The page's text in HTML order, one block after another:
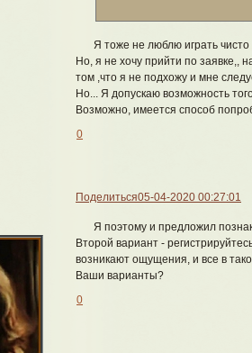
Я тоже не люблю играть
Но, я не хочу прийти по заявке,,
том ,что я не подхожу и мне
Но... Я допускаю возможность
Возможно, имеется способ
0
Поделиться05-04-2020 00:27:01
Я поэтому и предложил
Второй вариант -
возникают ощущения, и все в
Ваши варианты?
0